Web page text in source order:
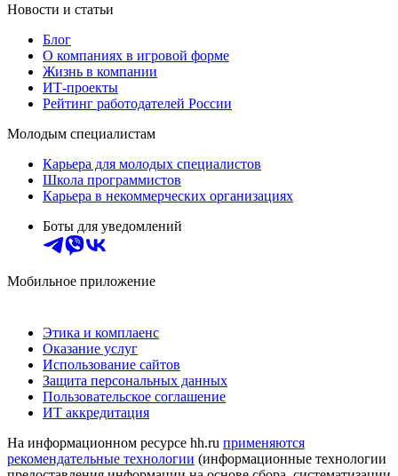
Новости и статьи
Блог
О компаниях в игровой форме
Жизнь в компании
ИТ-проекты
Рейтинг работодателей России
Молодым специалистам
Карьера для молодых специалистов
Школа программистов
Карьера в некоммерческих организациях
Боты для уведомлений
Мобильное приложение
Этика и комплаенс
Оказание услуг
Использование сайтов
Защита персональных данных
Пользовательское соглашение
ИТ аккредитация
На информационном ресурсе hh.ru применяются
рекомендательные технологии (информационные технологии